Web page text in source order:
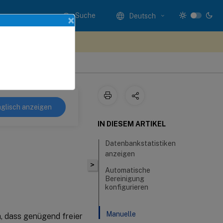
Suche Deutsch
anzeigen
dass genügend freier
>
IN DIESEM ARTIKEL
Datenbankstatistiken
anzeigen
Automatische
Bereinigung
konfigurieren
Manuelle
×